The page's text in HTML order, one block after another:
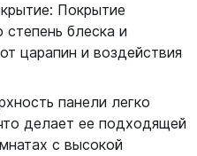
Покрытие
блеска и
царапин и воздействия
панели легко
делает ее подходящей
с высокой